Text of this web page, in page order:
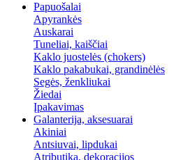
Papuošalai
Apyrankės
Auskarai
Tuneliai, kaiščiai
Kaklo juostelės (chokers)
Kaklo pakabukai, grandinėlės
Segės, ženkliukai
Žiedai
Įpakavimas
Galanterija, aksesuarai
Akiniai
Antsiuvai, lipdukai
Atributika, dekoracijos